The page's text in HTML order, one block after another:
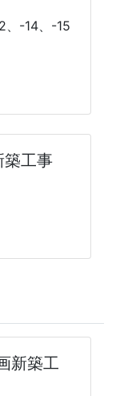
、-14、-15
築工事
新築工